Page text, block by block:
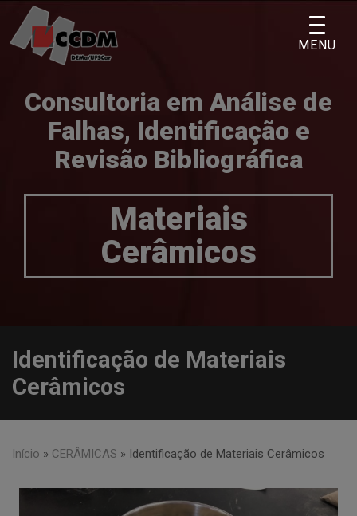
content
Consultoria em Análise de
Falhas, Identificação e
Revisão Bibliográfica
Materiais
Cerâmicos
Identificação de Materiais
Cerâmicos
Início » CERÂMICAS » Identificação de Materiais Cerâmicos
MENU